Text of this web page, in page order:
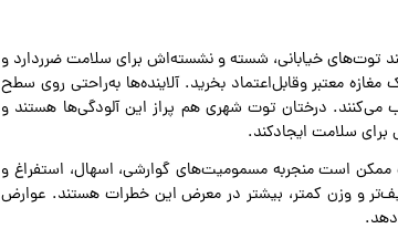
توت‌های خیابانی، شسته و نشسته‌اش برای سلامت ضرردارد و
معتبر وقابل‌اعتماد بخرید. آلاینده‌ها به‌راحتی روی سطح
می‌کنند. درختان توت شهری هم پراز این آلودگی‌ها هستند و
سلامت ایجادکند.
است منجربه مسمومیت‌های گوارشی، اسهال، استفراغ و
و وزن کمتر، بیشتر در معرض این خطرات هستند. عوارض